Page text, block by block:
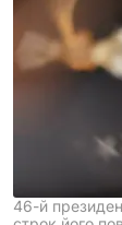
46-й